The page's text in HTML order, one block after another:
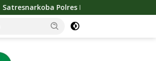
Berhasil Amankan Seorang Pria Siap